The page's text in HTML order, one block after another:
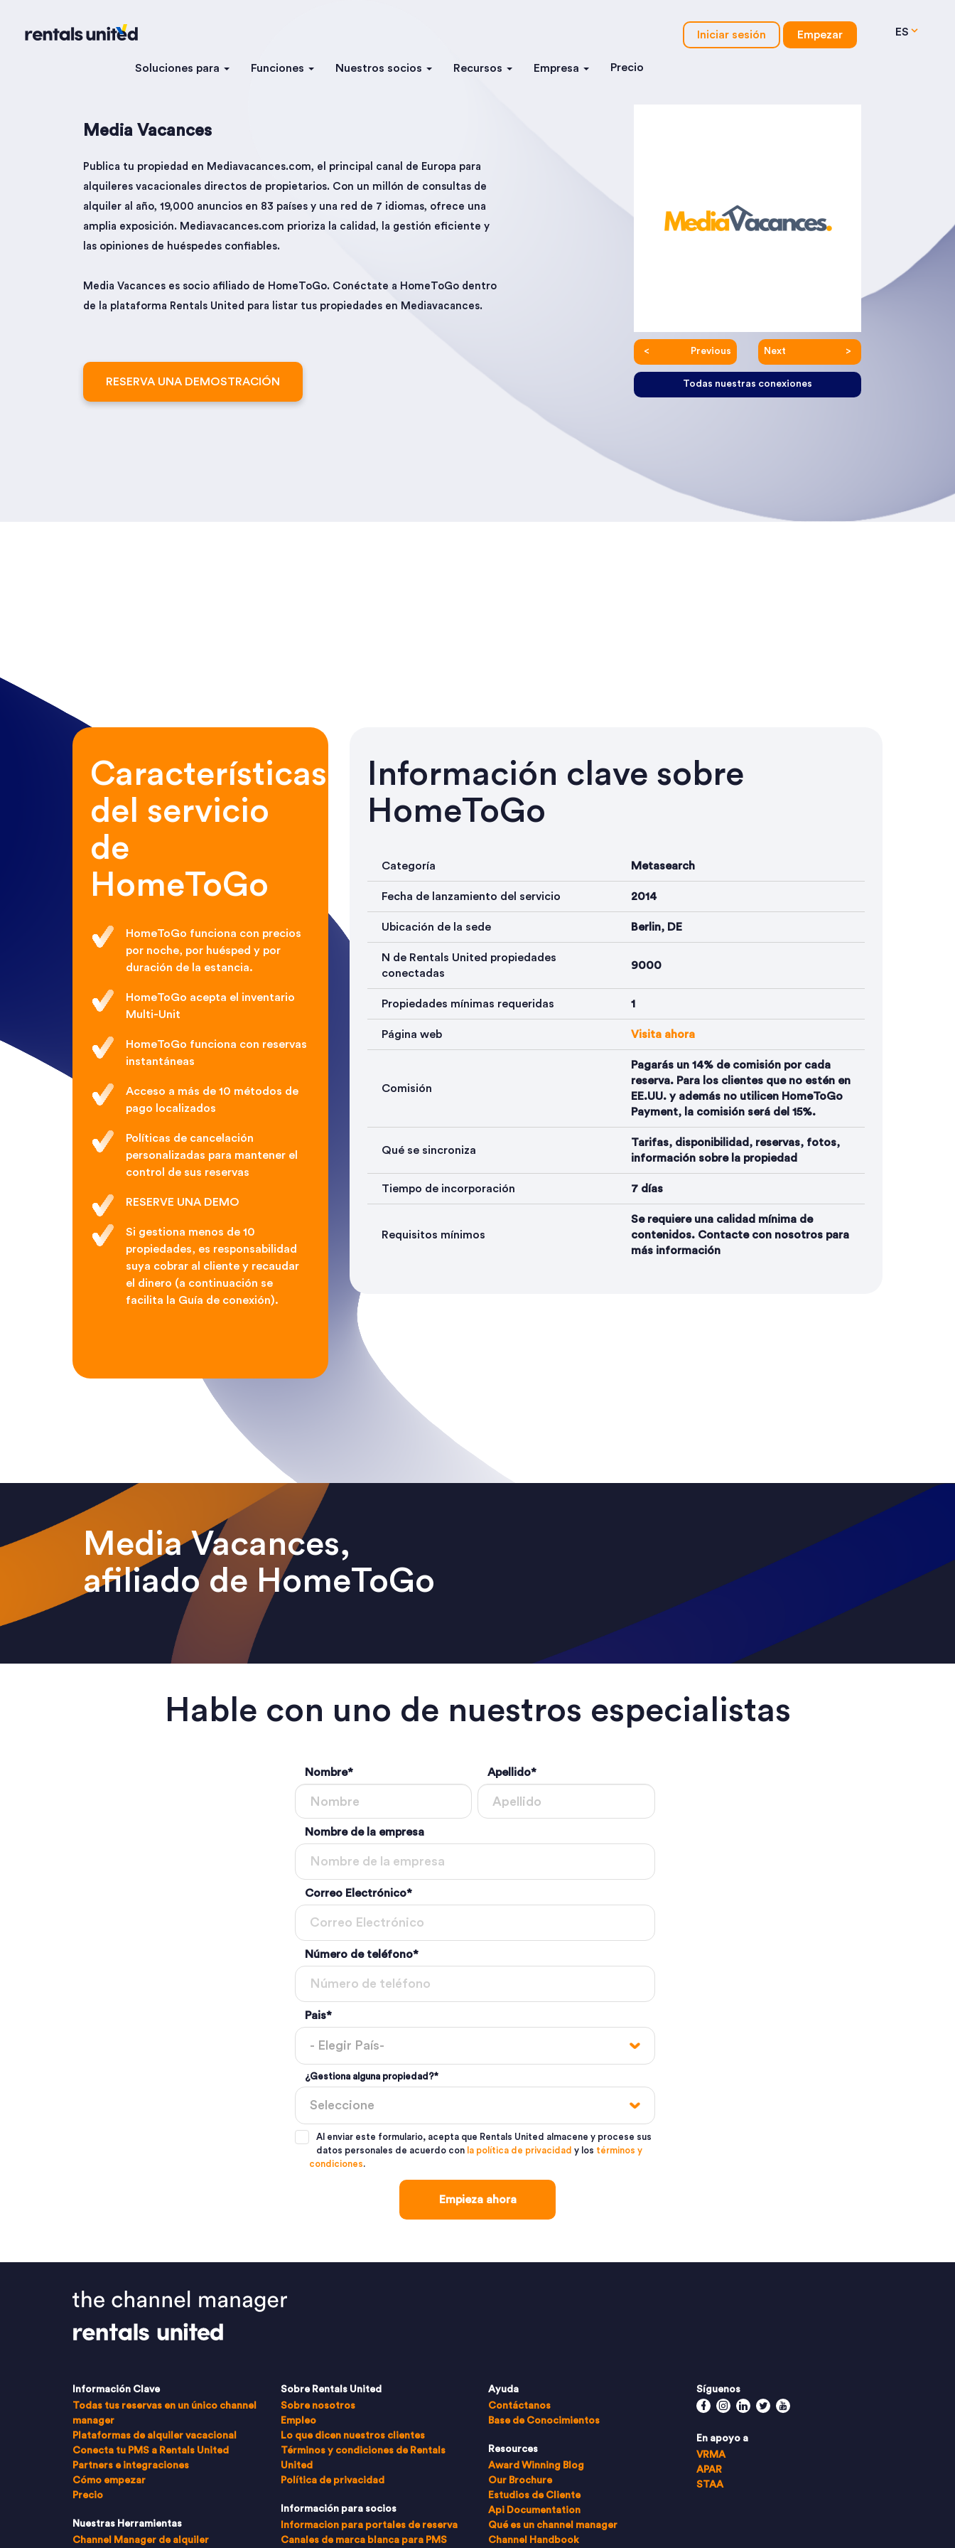
ES
Iniciar sesión Empezar
Soluciones para Funciones Nuestros socios Recursos Empresa Precio
Media Vacances
Publica tu propiedad en Mediavacances.com, el principal canal de Europa para
alquileres vacacionales directos de propietarios. Con un millón de consultas de
alquiler al año, 19,000 anuncios en 83 países y una red de 7 idiomas, ofrece una
amplia exposición. Mediavacances.com prioriza la calidad, la gestión eficiente y
las opiniones de huéspedes confiables.
Media Vacances es socio afiliado de HomeToGo. Conéctate a HomeToGo dentro
de la plataforma Rentals United para listar tus propiedades en Mediavacances.
RESERVA UNA DEMOSTRACIÓN
Previous Next
Todas nuestras conexiones
Características
del servicio
de
HomeToGo
HomeToGo funciona con precios
por noche, por huésped y por
duración de la estancia.
HomeToGo acepta el inventario
Multi-Unit
HomeToGo funciona con reservas
instantáneas
Acceso a más de 10 métodos de
pago localizados
Políticas de cancelación
personalizadas para mantener el
control de sus reservas
RESERVE UNA DEMO
Si gestiona menos de 10
propiedades, es responsabilidad
suya cobrar al cliente y recaudar
el dinero (a continuación se
facilita la Guía de conexión).
Información clave sobre
HomeToGo
Categoría Metasearch
Fecha de lanzamiento del servicio 2014
Ubicación de la sede Berlin, DE
N de Rentals United propiedades
conectadas
9000
Propiedades mínimas requeridas 1
Página web Visita ahora
Comisión
Pagarás un 14% de comisión por cada
reserva. Para los clientes que no estén en
EE.UU. y además no utilicen HomeToGo
Payment, la comisión será del 15%.
Qué se sincroniza
Tarifas, disponibilidad, reservas, fotos,
información sobre la propiedad
Tiempo de incorporación 7 días
Requisitos mínimos
Se requiere una calidad mínima de
contenidos. Contacte con nosotros para
más información
Media Vacances,
afiliado de HomeToGo
Hable con uno de nuestros especialistas
Nombre* Apellido*
Nombre de la empresa
Correo Electrónico*
Número de teléfono*
Pais*
¿Gestiona alguna propiedad?*
Al enviar este formulario, acepta que Rentals United almacene y procese sus
datos personales de acuerdo con la política de privacidad y los términos y
condiciones.
Información Clave
Todas tus reservas en un único channel
manager
Plataformas de alquiler vacacional
Conecta tu PMS a Rentals United
Partners e integraciones
Cómo empezar
Precio
Nuestras Herramientas
Channel Manager de alquiler
Sobre Rentals United
Sobre nosotros
Empleo
Lo que dicen nuestros clientes
Términos y condiciones de Rentals
United
Política de privacidad
Información para socios
Informacion para portales de reserva
Canales de marca blanca para PMS
Ayuda
Contáctanos
Base de Conocimientos
Resources
Award Winning Blog
Our Brochure
Estudios de Cliente
Api Documentation
Qué es un channel manager
Channel Handbook
Síguenos
FacebookInstagram
LinkedinTwitter
En apoyo a
VRMA
APAR
STAA